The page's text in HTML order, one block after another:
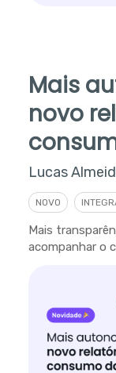
Mais
novo
Lucas
NOVO
Mais
acompanhar o